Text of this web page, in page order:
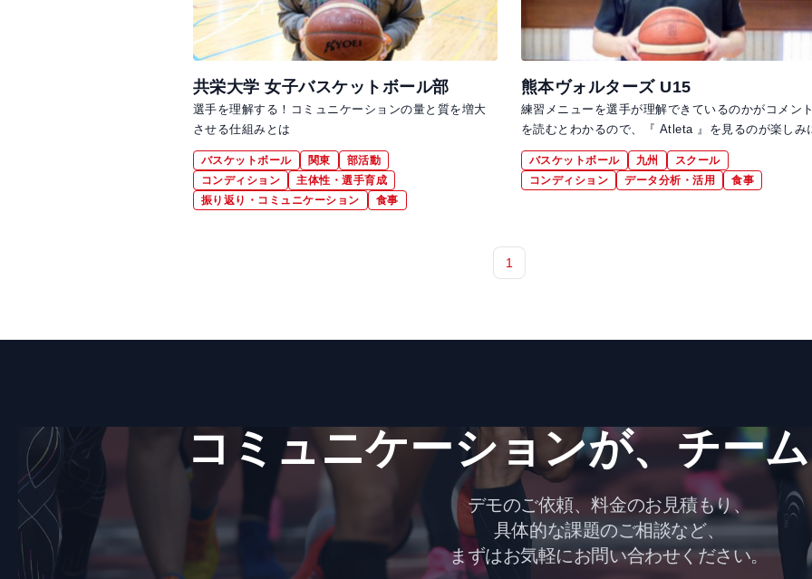
共栄大学 女子バスケットボール部
選手を理解する！コミュニケーションの量と質を増大
させる仕組みとは
バスケットボール 関東
部活動
コンディション
主体性・選手育成
振り返り・コミュニケーション
食事
熊本ヴォルターズ U15
練習メニューを選手が理解できているのかがコメン
を読むとわかるので、『 Atleta 』を見るのが楽しみ
バスケットボール 九州
スクール
コンディション
データ分析・活用 食事
1
コミュニケーションが、​チー
デモのご依頼、料金のお見積もり、
具体的な課題のご相談など、
まずはお気軽にお問い合わせください。